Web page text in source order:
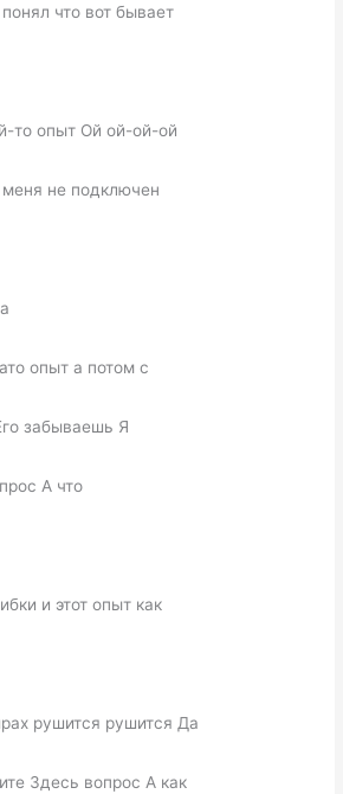
что вот бывает
то опыт Ой ой-ой-ой
не подключен
опыт а потом с
забываешь Я
А что
и этот опыт как
рушится рушится Да
Здесь вопрос А как